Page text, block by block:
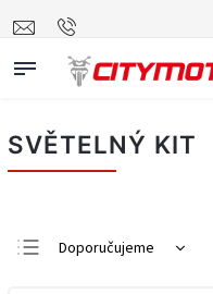
SVĚTELNÝ KIT
Doporučujeme